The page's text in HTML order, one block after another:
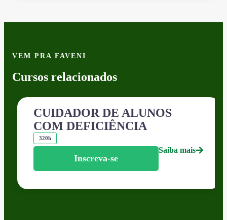
VEM PRA FAVENI
Cursos relacionados
CUIDADOR DE ALUNOS
COM DEFICIÊNCIA
320h
Inscreva-se
Saiba mais